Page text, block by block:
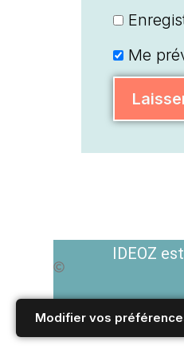
Modifier vos
Me
IDEOZ
Voir les